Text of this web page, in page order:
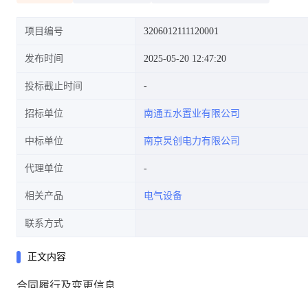
项目编号 3206012111120001
发布时间 2025-05-20 12:47:20
投标截止时间
招标单位 南通五水置业有限公司
中标单位 南京炅创电力有限公司
代理单位
相关产品 电气设备
联系方式
正文内容
合同履行及变更信息